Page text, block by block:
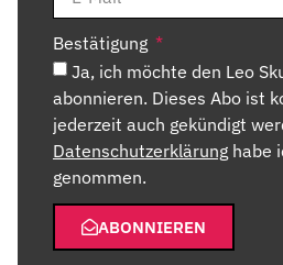
Bestätigung
Ja, ich möchte den Leo
abonnieren. Dieses Abo ist
jederzeit auch gekündigt
Datenschutzerklärung habe
genommen.
ABONNIEREN